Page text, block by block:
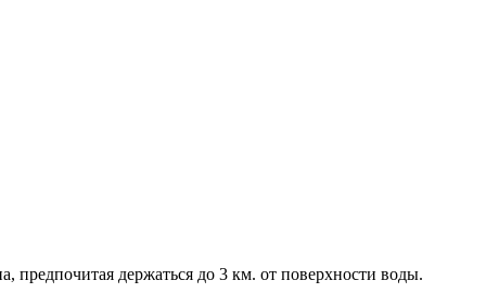
предпочитая держаться до 3 км. от поверхности воды.